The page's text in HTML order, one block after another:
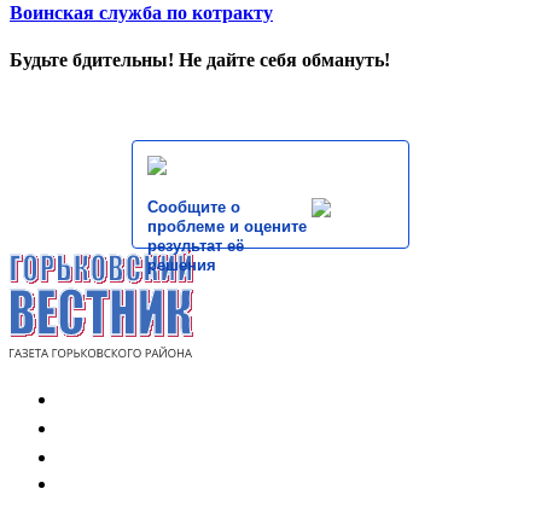
Воинская служба по котракту
Будьте бдительны! Не дайте себя обмануть!
Сообщите о
проблеме и оцените
результат её
решения